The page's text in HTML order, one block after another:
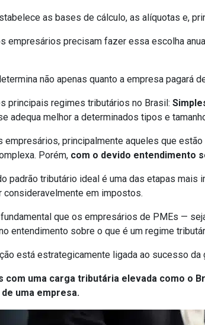
as bases de cálculo, as alíquotas e,
empresários precisam fazer essa escolha
não apenas quanto a empresa
principais regimes tributários no Brasil:
adequa melhor a determinados tipos e
empresários, principalmente aqueles que
Porém, com o devido entendimento
padrão tributário ideal é uma das etapas mais
consideravelmente em impostos.
que os empresários de PMEs —
entendimento sobre o que é um regime
está estrategicamente ligada ao sucesso
com uma carga tributária elevada como o
uma empresa.